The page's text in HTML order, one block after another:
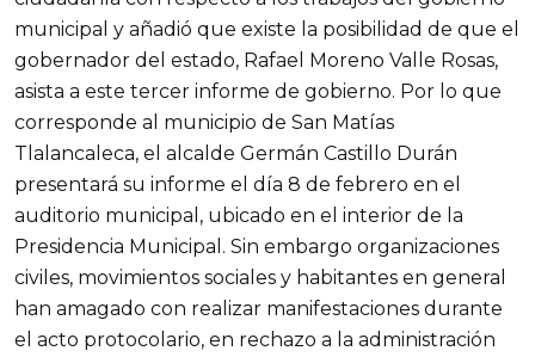
municipal y añadió que existe la posibilidad de que el
gobernador del estado, Rafael Moreno Valle Rosas,
asista a este tercer informe de gobierno. Por lo que
corresponde al municipio de San Matías
Tlalancaleca, el alcalde Germán Castillo Durán
presentará su informe el día 8 de febrero en el
auditorio municipal, ubicado en el interior de la
Presidencia Municipal. Sin embargo organizaciones
civiles, movimientos sociales y habitantes en general
han amagado con realizar manifestaciones durante
el acto protocolario, en rechazo a la administración